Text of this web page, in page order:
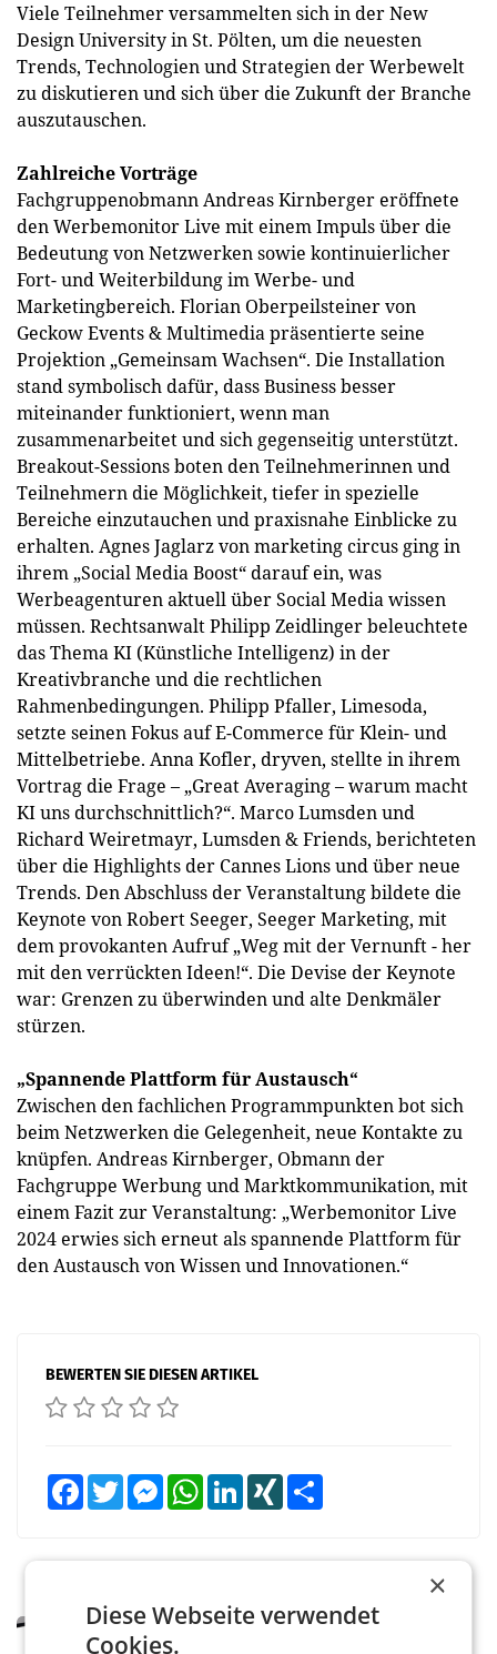
Viele Teilnehmer versammelten sich in der New
Design University in St. Pölten, um die neuesten
Trends, Technologien und Strategien der Werbewelt
zu diskutieren und sich über die Zukunft der Branche
auszutauschen.
Zahlreiche Vorträge
Fachgruppenobmann Andreas Kirnberger eröffnete
den Werbemonitor Live mit einem Impuls über die
Bedeutung von Netzwerken sowie kontinuierlicher
Fort- und Weiterbildung im Werbe- und
Marketingbereich. Florian Oberpeilsteiner von
Geckow Events & Multimedia präsentierte seine
Projektion „Gemeinsam Wachsen“. Die Installation
stand symbolisch dafür, dass Business besser
miteinander funktioniert, wenn man
zusammenarbeitet und sich gegenseitig unterstützt.
Breakout-Sessions boten den Teilnehmerinnen und
Teilnehmern die Möglichkeit, tiefer in spezielle
Bereiche einzutauchen und praxisnahe Einblicke zu
erhalten. Agnes Jaglarz von marketing circus ging in
ihrem „Social Media Boost“ darauf ein, was
Werbeagenturen aktuell über Social Media wissen
müssen. Rechtsanwalt Philipp Zeidlinger beleuchtete
das Thema KI (Künstliche Intelligenz) in der
Kreativbranche und die rechtlichen
Rahmenbedingungen. Philipp Pfaller, Limesoda,
setzte seinen Fokus auf E-Commerce für Klein- und
Mittelbetriebe. Anna Kofler, dryven, stellte in ihrem
Vortrag die Frage – „Great Averaging – warum macht
KI uns durchschnittlich?“. Marco Lumsden und
Richard Weiretmayr, Lumsden & Friends, berichteten
über die Highlights der Cannes Lions und über neue
Trends. Den Abschluss der Veranstaltung bildete die
Keynote von Robert Seeger, Seeger Marketing, mit
dem provokanten Aufruf „Weg mit der Vernunft - her
mit den verrückten Ideen!“. Die Devise der Keynote
war: Grenzen zu überwinden und alte Denkmäler
stürzen.
„Spannende Plattform für Austausch“
Zwischen den fachlichen Programmpunkten bot sich
beim Netzwerken die Gelegenheit, neue Kontakte zu
knüpfen. Andreas Kirnberger, Obmann der
Fachgruppe Werbung und Marktkommunikation, mit
einem Fazit zur Veranstaltung: „Werbemonitor Live
2024 erwies sich erneut als spannende Plattform für
den Austausch von Wissen und Innovationen.“
BEWERTEN SIE DIESEN ARTIKEL
FacebookTwitter MessengerWhatsAppLinkedInXING
MARKETING & MEDIA
×
Diese Webseite verwendet
Cookies.